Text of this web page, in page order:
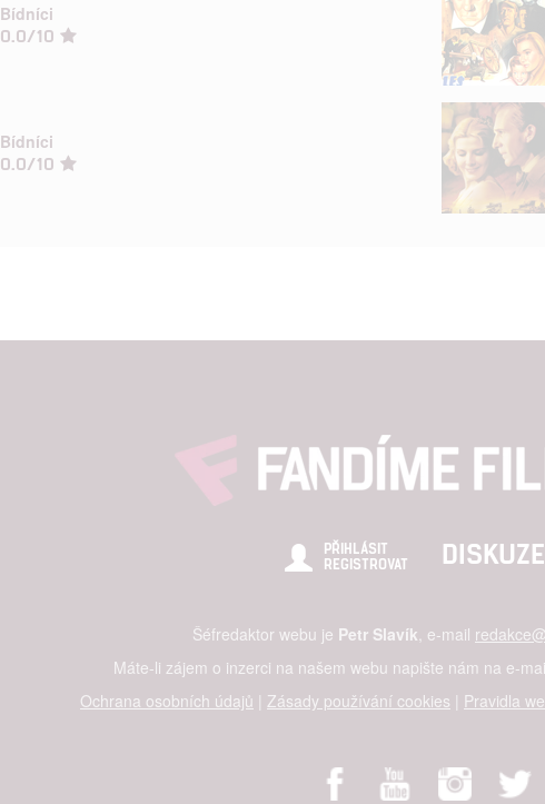
Bídníci
0.0/10
Bídníci
0.0/10
PŘIHLÁSIT
REGISTROVAT
DISKUZE
Šéfredaktor webu je Petr Slavík , e-mail
Máte-li zájem o inzerci na našem webu napište nám na e-
Ochrana osobních údajů | Zásady používání cookies | Pravidla